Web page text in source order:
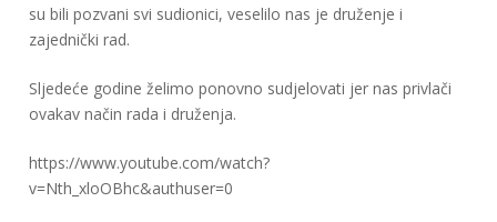
su bili pozvani svi sudionici, veselilo nas je druženje i
zajednički rad.
Sljedeće godine želimo ponovno sudjelovati jer nas privlači
ovakav način rada i druženja.
https://www.youtube.com/watch?
v=Nth_xloOBhc&authuser=0